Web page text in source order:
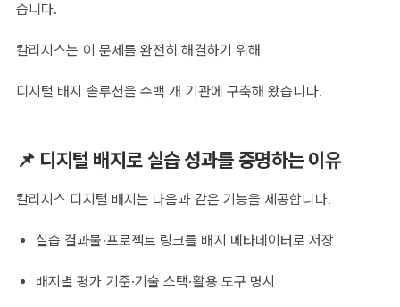
습니다.
칼리지스는 이 문제를 완전히 해결하기 위해
디지털 배지 솔루션을 수백 개 기관에 구축해 왔습니다.
📌 디지털 배지로 실습 성과를 증명하는 이유
칼리지스 디지털 배지는 다음과 같은 기능을 제공합니다.
실습 결과물·프로젝트 링크를 배지 메타데이터로 저장
배지별 평가 기준·기술 스택·활용 도구 명시